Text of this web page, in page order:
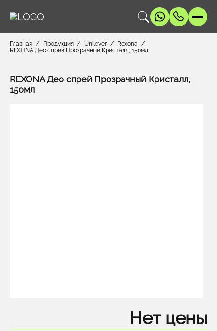
Главная Продукция Unilever
Rexona
REXONA Део спрей Прозрачный Кристалл, 150мл
REXONA Део спрей Прозрачный Кристалл,
150мл
Нет цены